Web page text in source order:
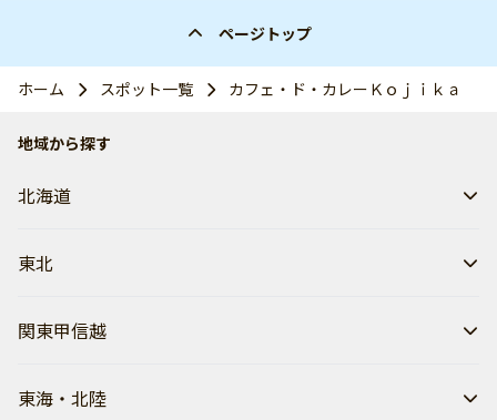
ページトップ
ホーム スポット一覧 カフェ・ド・カレーＫｏｊｉｋａ
地域から探す
北海道
東北
関東甲信越
東海・北陸